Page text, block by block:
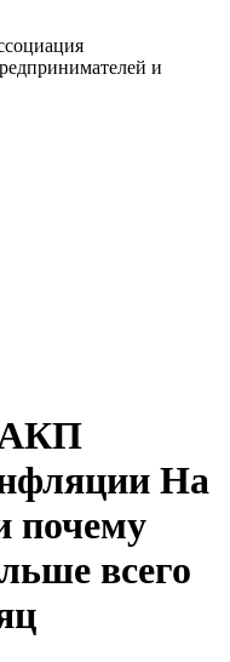
и
На
почему
всего